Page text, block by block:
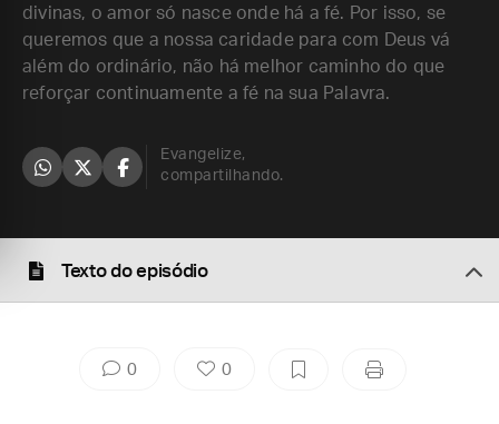
divinas, o amor só nasce onde há a fé. Por isso, se
queremos que a nossa caridade para com Deus vá
além do ordinário, não há melhor caminho do que
reforçar continuamente a fé na sua Palavra.
Evangelize,
compartilhando.
Texto do episódio
0 0